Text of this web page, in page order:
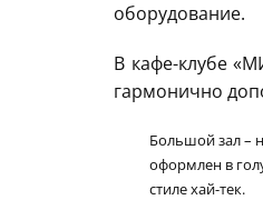
оборудование.
В кафе-клубе
гармонично
Большой зал –
оформлен в
стиле хай-тек.